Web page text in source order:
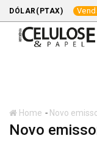
DÓLAR(PTAX)
Home - Novo
Novo